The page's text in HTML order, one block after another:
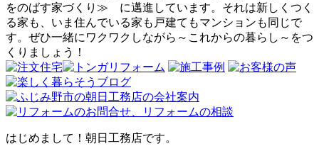
をのばす家づくり≫ に邁進しています。それは新しくつく
る家も、いま住んでいる家も戸建てもマンションも同じで
す。ぜひ一緒にワクワクしながら～これからの暮らし～をつ
くりましょう！
はじめまして！朝日工務店です。